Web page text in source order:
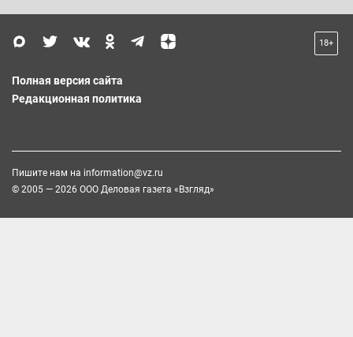
18+
Полная версия сайта
Редакционная политика
Пишите нам на information@vz.ru
© 2005 — 2026 ООО Деловая газета «Взгляд»